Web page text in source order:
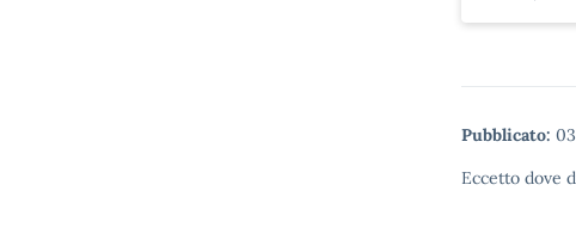
Pubblicato:
Eccetto dove